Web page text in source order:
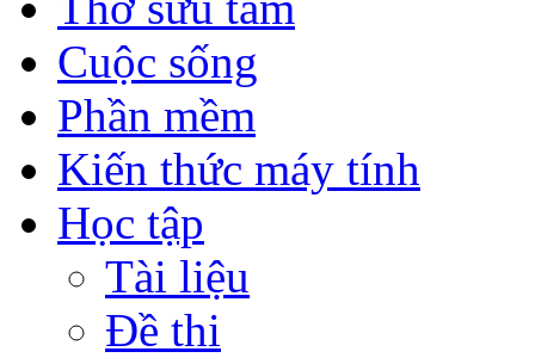
Cuộc sống
Phần mềm
Kiến thức máy tính
Học tập
Tài liệu
Đề thi